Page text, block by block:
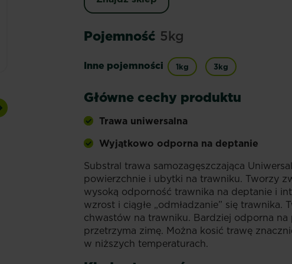
Pojemność 5kg
Inne pojemności 1kg 3kg
Główne cechy produktu
Trawa uniwersalna
Wyjątkowo odporna na deptanie
Substral trawa samozagęszczająca
powierzchnie i ubytki na trawniku. Tworzy
wysoką odporność trawnika na deptanie i
wzrost i ciągłe „odmładzanie” się
chwastów na trawniku. Bardziej odporna
przetrzyma zimę. Można kosić trawę
w niższych temperaturach.